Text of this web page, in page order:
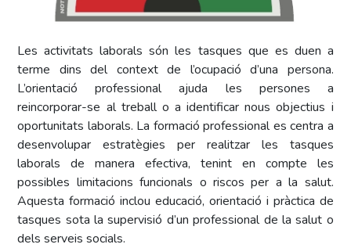
navigate
and
interact
with
content.
Les activitats laborals són les tasques que es duen a
terme dins del context de l’ocupació d’una persona.
L’orientació professional ajuda les persones a
reincorporar-se al treball o a identificar nous objectius i
oportunitats laborals. La formació professional es centra a
desenvolupar estratègies per realitzar les tasques
laborals de manera efectiva, tenint en compte les
possibles limitacions funcionals o riscos per a la salut.
Aquesta formació inclou educació, orientació i pràctica de
tasques sota la supervisió d’un professional de la salut o
dels serveis socials.